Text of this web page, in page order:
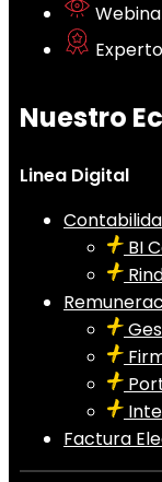
Nuestro
Linea Digital
BI
Factura